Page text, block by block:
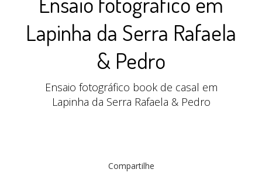
Lapinha da Serra Rafaela
& Pedro
Ensaio fotográfico book de casal em
Lapinha da Serra Rafaela & Pedro
Compartilhe